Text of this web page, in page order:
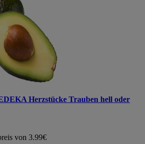
Herzstücke Trauben hell oder
von 3.99€